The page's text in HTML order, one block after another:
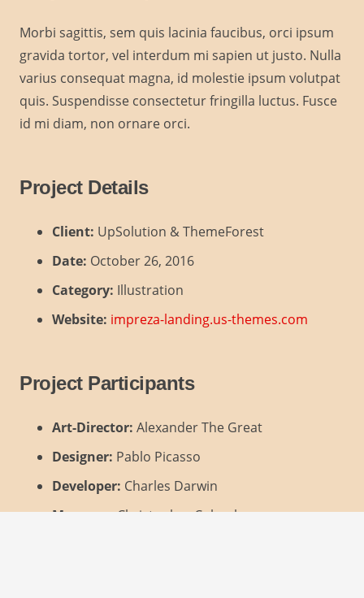
Morbi sagittis, sem quis lacinia faucibus, orci ipsum
gravida tortor, vel interdum mi sapien ut justo. Nulla
varius consequat magna, id molestie ipsum volutpat
quis. Suspendisse consectetur fringilla luctus. Fusce
id mi diam, non ornare orci.
Project Details
Client: UpSolution & ThemeForest
Date: October 26, 2016
Category: Illustration
Website: impreza-landing.us-themes.com
Project Participants
Art-Director: Alexander The Great
Designer: Pablo Picasso
Developer: Charles Darwin
Manager:Christopher Columbus